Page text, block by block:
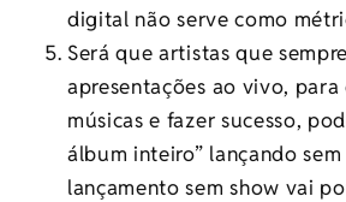
digital não serve como
Será que artistas que
apresentações ao vivo,
músicas e fazer sucesso,
álbum inteiro” lançando
lançamento sem show vai